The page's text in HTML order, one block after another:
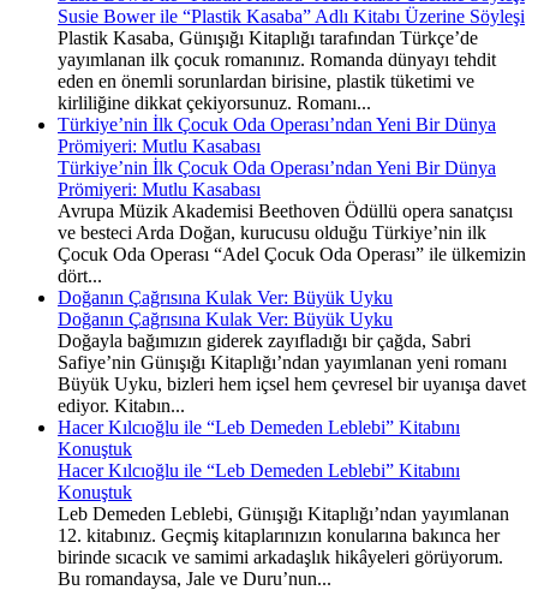
Susie Bower ile “Plastik Kasaba” Adlı Kitabı Üzerine Söyleşi
Plastik Kasaba, Günışığı Kitaplığı tarafından Türkçe’de
yayımlanan ilk çocuk romanınız. Romanda dünyayı tehdit
eden en önemli sorunlardan birisine, plastik tüketimi ve
kirliliğine dikkat çekiyorsunuz. Romanı...
Türkiye’nin İlk Çocuk Oda Operası’ndan Yeni Bir Dünya
Prömiyeri: Mutlu Kasabası
Türkiye’nin İlk Çocuk Oda Operası’ndan Yeni Bir Dünya
Prömiyeri: Mutlu Kasabası
Avrupa Müzik Akademisi Beethoven Ödüllü opera sanatçısı
ve besteci Arda Doğan, kurucusu olduğu Türkiye’nin ilk
Çocuk Oda Operası “Adel Çocuk Oda Operası” ile ülkemizin
dört...
Doğanın Çağrısına Kulak Ver: Büyük Uyku
Doğanın Çağrısına Kulak Ver: Büyük Uyku
Doğayla bağımızın giderek zayıfladığı bir çağda, Sabri
Safiye’nin Günışığı Kitaplığı’ndan yayımlanan yeni romanı
Büyük Uyku, bizleri hem içsel hem çevresel bir uyanışa davet
ediyor. Kitabın...
Hacer Kılcıoğlu ile “Leb Demeden Leblebi” Kitabını
Konuştuk
Hacer Kılcıoğlu ile “Leb Demeden Leblebi” Kitabını
Konuştuk
Leb Demeden Leblebi, Günışığı Kitaplığı’ndan yayımlanan
12. kitabınız. Geçmiş kitaplarınızın konularına bakınca her
birinde sıcacık ve samimi arkadaşlık hikâyeleri görüyorum.
Bu romandaysa, Jale ve Duru’nun...